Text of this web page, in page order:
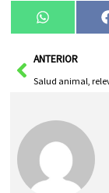
en
AntANTERIOR